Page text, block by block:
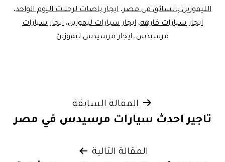
الليموزين بالسائق فى مصر، ايجار باصات لرحلات اليوم الواحد،
ايجار سيارات فارهه، ايجار سيارات ليموزين، ايجار سيارات
مرسيدس، ايجار مرسيدس ليموزين
المقالات
المقالة السابقة
تاجير احدث سيارات مرسيدس في مصر
المقالة التالية